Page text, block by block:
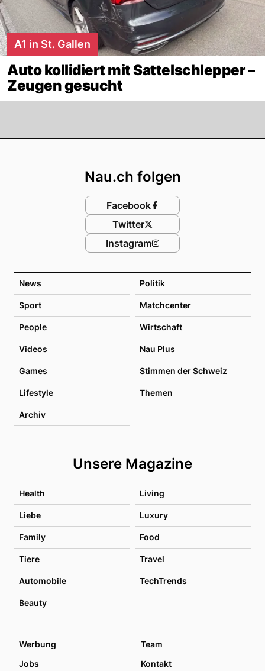
A1 in St. Gallen
Auto kollidiert mit Sattelschlepper –
Zeugen gesucht
News Politik
Sport Matchcenter
People Wirtschaft
Videos Nau Plus
Games Stimmen der Schweiz
Lifestyle Themen
Archiv
Unsere Magazine
Health Living
Liebe Luxury
Family Food
Tiere Travel
Automobile TechTrends
Beauty
Nau.ch folgen
Facebook
Twitter
Instagram
Werbung
Team
Jobs
Kontakt